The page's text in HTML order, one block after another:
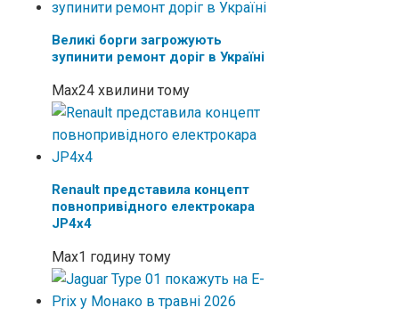
Великі борги загрожують
зупинити ремонт доріг в Україні
Max24 хвилини тому
Renault представила концепт
повнопривідного електрокара
JP4x4
Max1 годину тому